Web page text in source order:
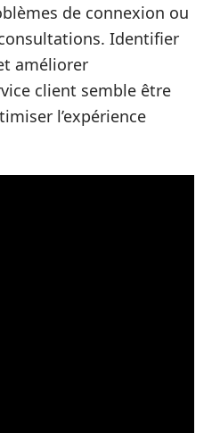
de connexion ou
Identifier
améliorer
client semble être
l’expérience